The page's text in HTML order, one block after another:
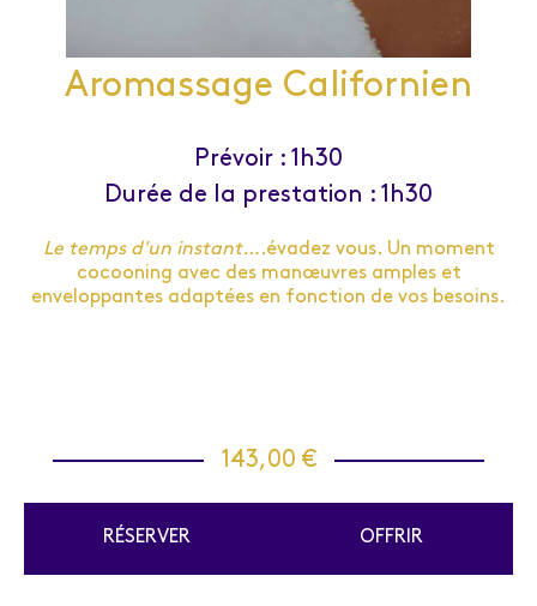
Aromassage Californien
Prévoir : 1h30
Durée de la prestation : 1h30
Le temps d'un instant….évadez vous. Un moment
cocooning avec des manœuvres amples et
enveloppantes adaptées en fonction de vos besoins.
RÉSERVER OFFRIR
143,00 €